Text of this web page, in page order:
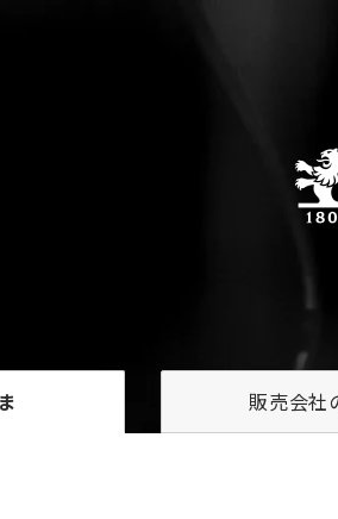
販売会社